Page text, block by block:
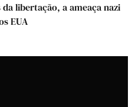
libertação, a ameaça nazi
EUA